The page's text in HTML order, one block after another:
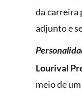
da carreira
adjunto e
Lourival
meio de